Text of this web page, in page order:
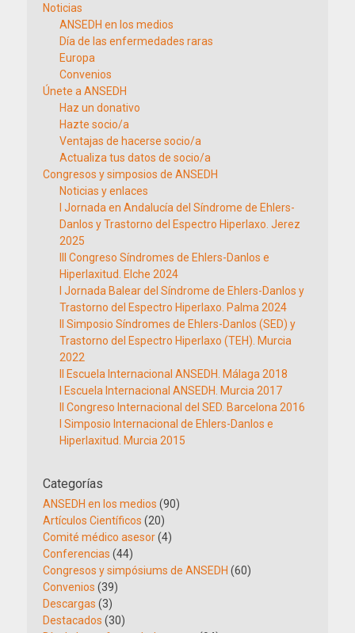
Noticias
ANSEDH en los medios
Día de las enfermedades raras
Europa
Convenios
Únete a ANSEDH
Haz un donativo
Hazte socio/a
Ventajas de hacerse socio/a
Actualiza tus datos de socio/a
Congresos y simposios de ANSEDH
Noticias y enlaces
I Jornada en Andalucía del Síndrome de Ehlers-
Danlos y Trastorno del Espectro Hiperlaxo. Jerez
2025
III Congreso Síndromes de Ehlers-Danlos e
Hiperlaxitud. Elche 2024
I Jornada Balear del Síndrome de Ehlers-Danlos y
Trastorno del Espectro Hiperlaxo. Palma 2024
II Simposio Síndromes de Ehlers-Danlos (SED) y
Trastorno del Espectro Hiperlaxo (TEH). Murcia
2022
II Escuela Internacional ANSEDH. Málaga 2018
I Escuela Internacional ANSEDH. Murcia 2017
II Congreso Internacional del SED. Barcelona 2016
I Simposio Internacional de Ehlers-Danlos e
Hiperlaxitud. Murcia 2015
Categorías
ANSEDH en los medios (90)
Artículos Científicos (20)
Comité médico asesor(4)
Conferencias (44)
Congresos y simpósiums de ANSEDH (60)
Convenios (39)
Descargas (3)
Destacados (30)